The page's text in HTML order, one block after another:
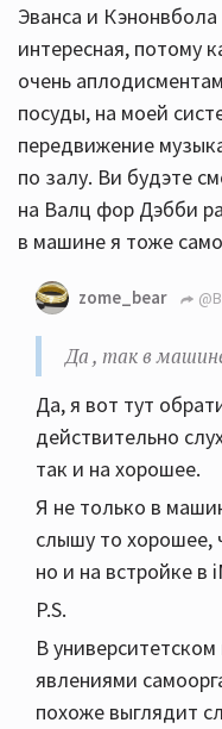
Эванса и
интересная, потому
очень
посуды, на моей
передвижение
по залу. Ви будэте
на Валц фор Дэбби
в машине я тоже
zome_bear
Да , так в
Да, я вот тут
действительно
так и на хорошее.
Я не только в
слышу то хорошее,
но и на встройке в
P.S.
В
явлениями
похоже выглядит